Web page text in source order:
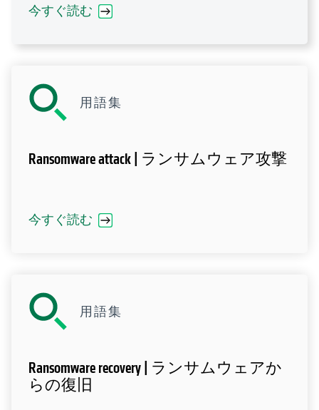
今すぐ読む
用語集
Ransomware attack | ランサムウェア攻撃
今すぐ読む
用語集
Ransomware recovery | ランサムウェアか
らの復旧